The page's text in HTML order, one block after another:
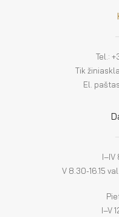
Tel.:
Tik
El.
I–IV
V 8.30-16.15
I–V